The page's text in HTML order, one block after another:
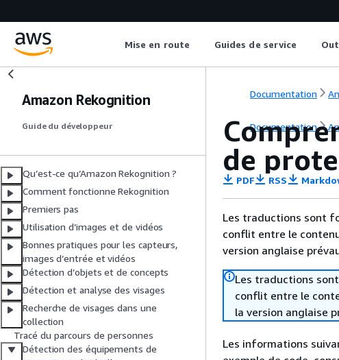
Mise en route Guides de service
Amazon Rekognition
Guide du développeur
Qu’est-ce qu’Amazon Rekognition ?
Comment fonctionne Rekognition
Premiers pas
Utilisation d’images et de vidéos
Bonnes pratiques pour les capteurs,
images d’entrée et vidéos
Détection d’objets et de concepts
Détection et analyse des visages
Recherche de visages dans une
collection
Tracé du parcours de personnes
Détection des équipements de
Documentation
Documentation
de
PDF RSS
Les traductions sont
conflit entre le
version anglaise
Les traductions
conflit entre le
la version anglaise
Les informations